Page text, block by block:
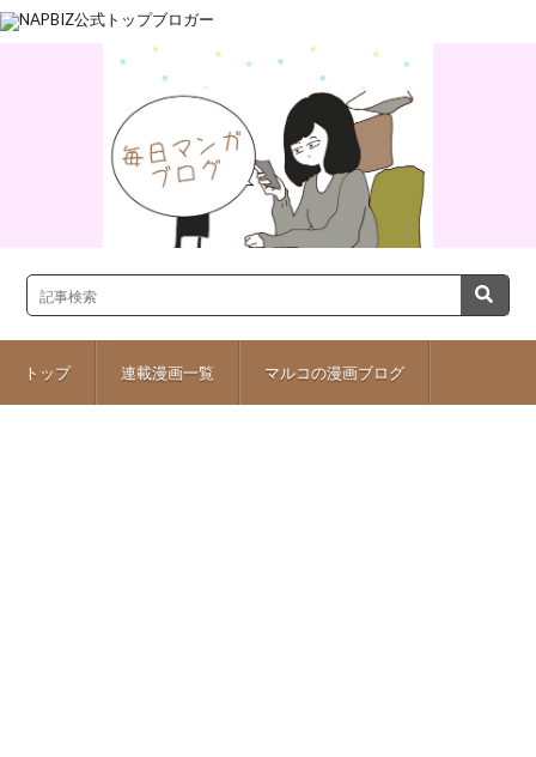
トップ 連載漫画一覧 マルコの漫画ブログ